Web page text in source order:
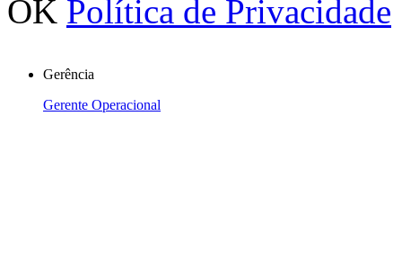
Gerência
Gerente Operacional
OK Política de Privacidade